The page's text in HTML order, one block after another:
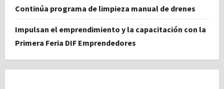
Continúa programa de limpieza manual de drenes
Impulsan el emprendimiento y la capacitación con la
Primera Feria DIF Emprendedores